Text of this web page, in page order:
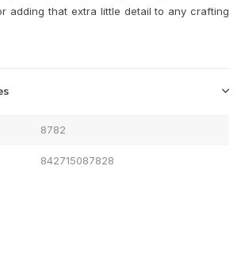
adding that extra little detail to any crafting
8782
842715087828